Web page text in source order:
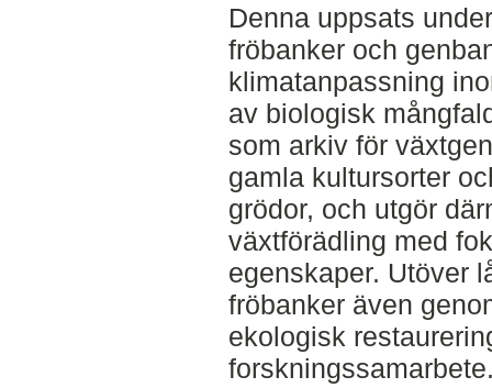
Denna uppsats
fröbanker och
klimatanpassning
av biologisk
som arkiv för
gamla kultursorter
grödor, och utgör
växtförädling med
egenskaper. Utöver
fröbanker även
ekologisk